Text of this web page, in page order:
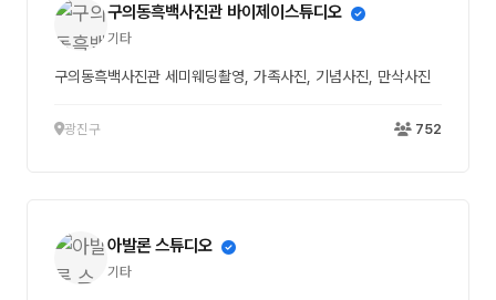
구의동흑백사진관 바이제이스튜디오
기타
구의동흑백사진관 세미웨딩촬영, 가족사진, 기념사진, 만삭사진
광진구 752
아발론 스튜디오
기타